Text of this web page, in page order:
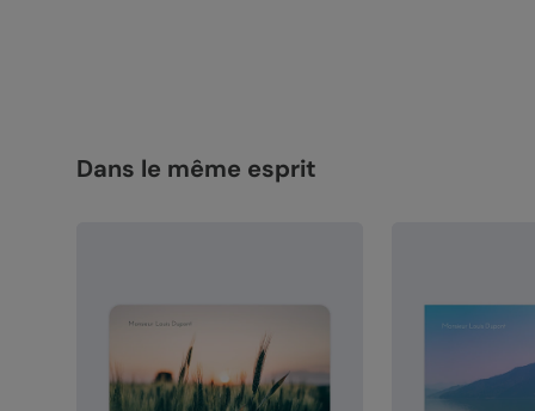
Dans le même esprit